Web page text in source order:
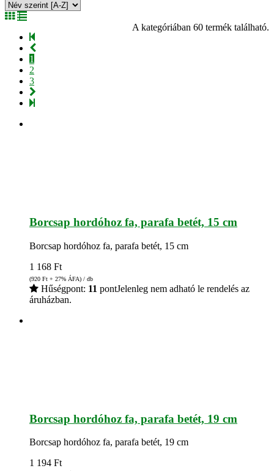
A kategóriában 60 termék található.
1
2
3
Borcsap hordóhoz fa, parafa betét, 15 cm
Borcsap hordóhoz fa, parafa betét, 15 cm
1 168 Ft
(920 Ft + 27% ÁFA) / db
Hűségpont: 11 pontJelenleg nem adható le rendelés az
áruházban.
Borcsap hordóhoz fa, parafa betét, 19 cm
Borcsap hordóhoz fa, parafa betét, 19 cm
1 194 Ft